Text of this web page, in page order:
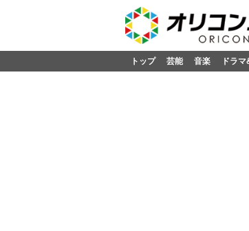
トップ 芸能 音楽 ドラ